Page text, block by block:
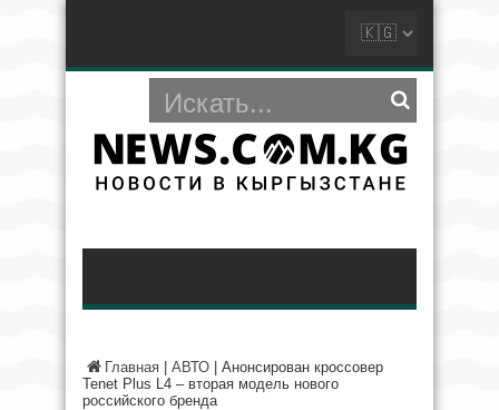
Главная АВТО
Анонсирован кроссовер
Tenet Plus L4 – вторая модель нового
российского бренда